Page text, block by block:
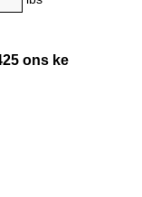
ons ke